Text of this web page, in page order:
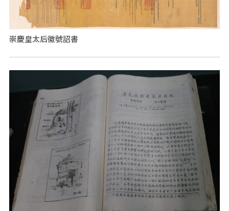
崇慶皇太后徽號詔書